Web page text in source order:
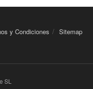
y Condiciones Sitemap
SL